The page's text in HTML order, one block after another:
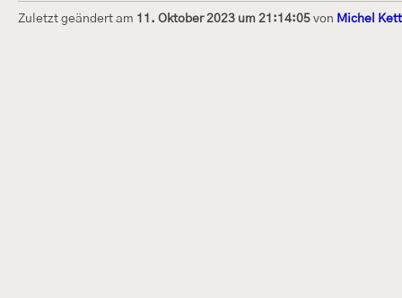
Zuletzt geändert am 11. Oktober 2023 um 21:14:05 von Michel